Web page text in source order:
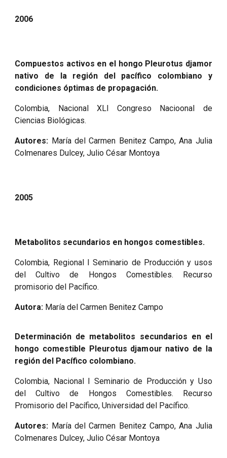
2006
Compuestos activos en el hongo Pleurotus djamor
nativo de la región del pacífico colombiano y
condiciones óptimas de propagación.
Colombia, Nacional XLI Congreso Nacioonal de
Ciencias Biológicas.
Autores: María del Carmen Benitez Campo, Ana Julia
Colmenares Dulcey, Julio César Montoya
2005
Metabolitos secundarios en hongos comestibles.
Colombia, Regional I Seminario de Producción y usos
del Cultivo de Hongos Comestibles. Recurso
promisorio del Pacífico.
Autora: María del Carmen Benitez Campo
Determinación de metabolitos secundarios en el
hongo comestible Pleurotus djamour nativo de la
región del Pacífico colombiano.
Colombia, Nacional I Seminario de Producción y Uso
del Cultivo de Hongos Comestibles. Recurso
Promisorio del Pacífico, Universidad del Pacífico.
Autores: María del Carmen Benitez Campo, Ana Julia
Colmenares Dulcey, Julio César Montoya